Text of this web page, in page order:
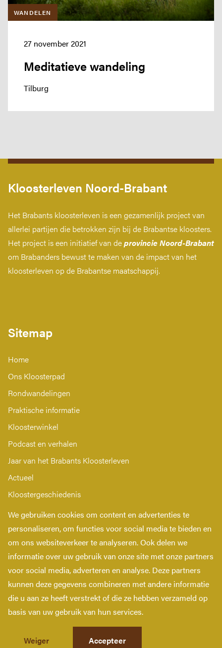
Actueel
Kloostergeschiedenis
Nieuwsbrief
Privacy verklaring
Toegankelijkheidsverklaring
WANDELEN
27 november 2021
Meditatieve wandeling
Tilburg
Kloosterleven Noord-Brabant
Het Brabants kloosterleven is een gezamenlijk project van
allerlei partijen die betrokken zijn bij de Brabantse kloosters.
Het project is een initiatief van deprovincie Noord-Brabant
om Brabanders bewust te maken van de impact van het
kloosterleven op de Brabantse maatschappij.
Sitemap
Home
Ons Kloosterpad
Rondwandelingen
Praktische informatie
Kloosterwinkel
Podcast en verhalen
Jaar van het Brabants Kloosterleven
Actueel
Kloostergeschiedenis
Nieuwsbrief
Contact
Privacy verklaring
Toegankelijkheidsverklaring
Copyright © 2026 Kloosterleven.
We gebruiken cookies om content en advertenties te
personaliseren, om functies voor social media te bieden en
om ons websiteverkeer te analyseren. Ook delen we
informatie over uw gebruik van onze site met onze partners
voor social media, adverteren en analyse. Deze partners
kunnen deze gegevens combineren met andere informatie
die u aan ze heeft verstrekt of die ze hebben verzameld op
basis van uw gebruik van hun services.
Weiger Accepteer